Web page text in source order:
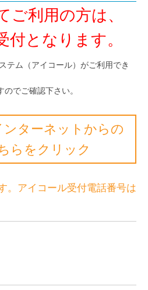
ご利用の方は、
付となります。
テム（アイコール）がご利用でき
でご確認下さい。
ターネットからの
らをクリック
。アイコール受付電話番号は